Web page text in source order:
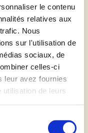
le contenu
relatives aux
Nous
sur l'utilisation de
sociaux, de
celles-ci
leur avez fournies
de leurs
chaleur
cuisson sur la